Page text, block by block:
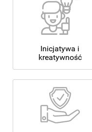
Inicjatywa i
kreatywność